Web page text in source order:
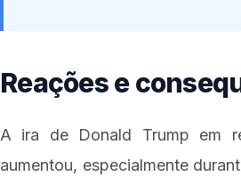
Reações e
A ira de Donald Trump em
aumentou, especialmente